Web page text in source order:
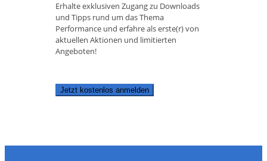
Erhalte exklusiven Zugang zu Downloads
und Tipps rund um das Thema
Performance und erfahre als erste(r) von
aktuellen Aktionen und limitierten
Angeboten!
Jetzt kostenlos anmelden